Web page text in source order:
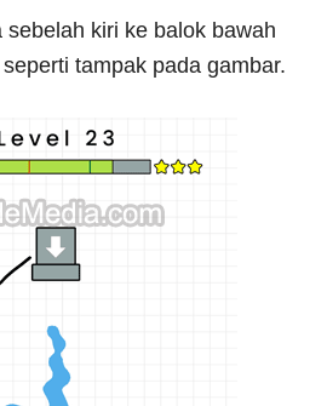
sebelah kiri ke balok bawah
tampak pada gambar.